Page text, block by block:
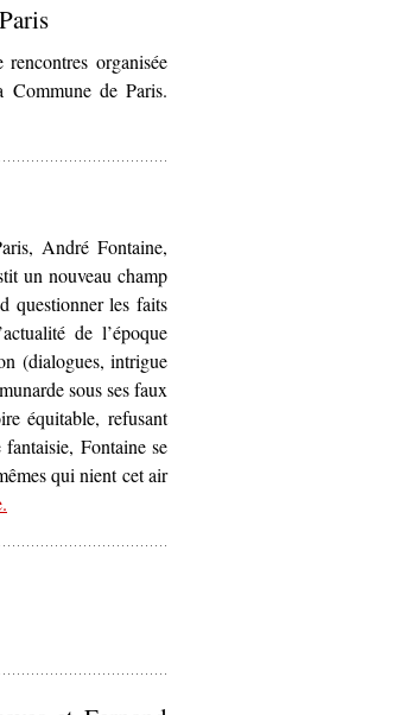
organisée
de Paris.
autour des représentations de la Commune de
André Fontaine,
un nouveau champ
questionner les faits
de l’époque
(dialogues, intrigue
sous ses faux
équitable, refusant
Fontaine se
qui nient cet air
– ‘Sur
.